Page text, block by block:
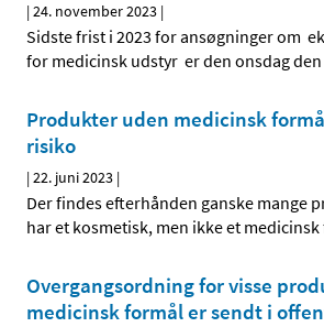
|24. november 2023 |
Sidste frist i 2023 for ansøgninger om
for medicinsk udstyr er den onsdag den
Produkter uden medicinsk
risiko
|22. juni 2023 |
Der findes efterhånden ganske mange
har et kosmetisk, men ikke et
Overgangsordning for visse
medicinsk formål er sendt i